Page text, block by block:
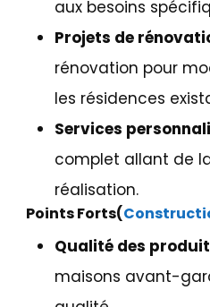
aux besoins
Projets de
rénovation pour
les résidences
Services
complet allant de
réalisation.
Points Forts(
Qualité des
maisons avant-